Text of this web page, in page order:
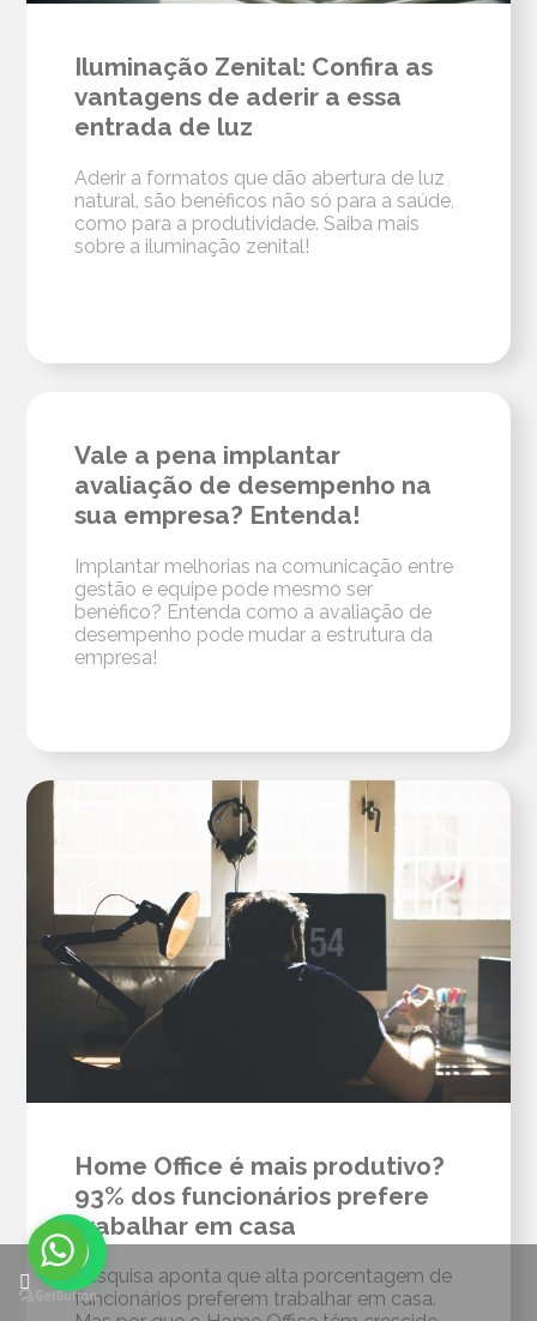
Iluminação Zenital: Confira as
vantagens de aderir a essa
entrada de luz
Aderir a formatos que dão abertura de luz
natural, são benéficos não só para a saúde,
como para a produtividade. Saiba mais
sobre a iluminação zenital!
Vale a pena implantar
avaliação de desempenho na
sua empresa? Entenda!
Implantar melhorias na comunicação entre
gestão e equipe pode mesmo ser
benéfico? Entenda como a avaliação de
desempenho pode mudar a estrutura da
empresa!
Home Office é mais produtivo?
93% dos funcionários prefere
trabalhar em casa
Pesquisa aponta que alta porcentagem de
funcionários preferem trabalhar em casa.